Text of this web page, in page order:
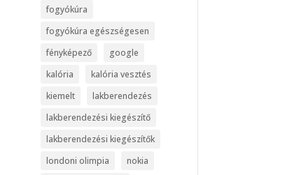
fogyókúra
fogyókúra egészségesen
fényképező
google
kalória
kalória vesztés
kiemelt
lakberendezés
lakberendezési kiegészítő
lakberendezési kiegészítők
londoni olimpia
nokia